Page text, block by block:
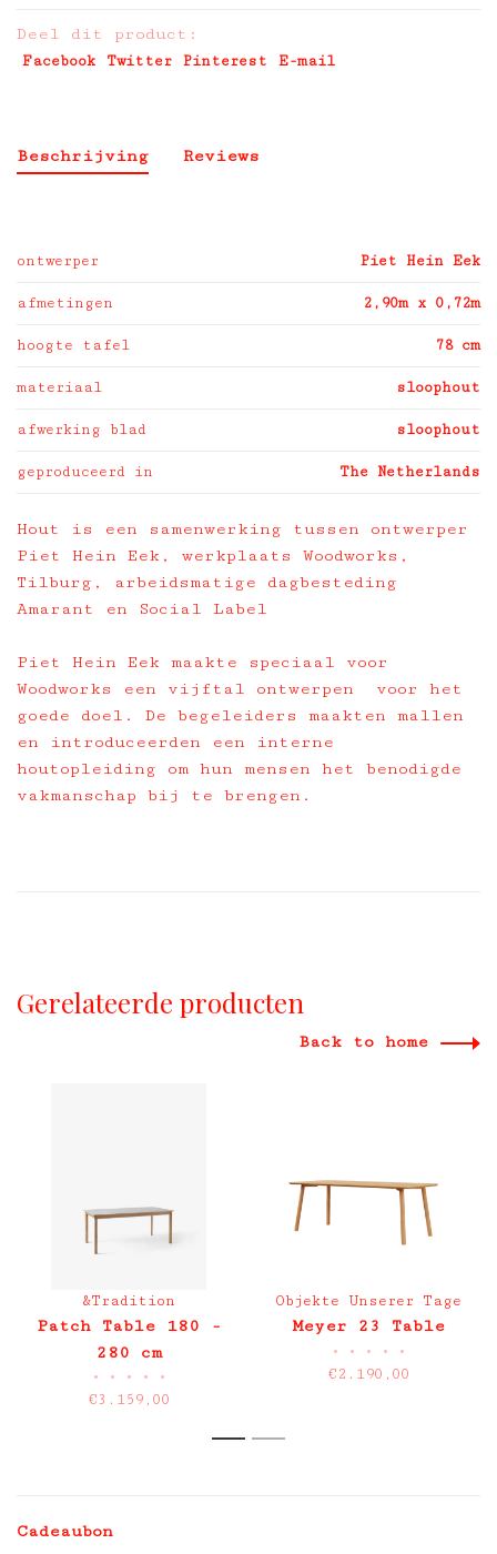
Deel dit product:
Facebook Twitter Pinterest E-mail
Beschrijving Reviews
ontwerper Piet Hein Eek
afmetingen 2,90m x 0,72m
hoogte tafel 78 cm
materiaal sloophout
afwerking blad sloophout
geproduceerd in The Netherlands
Hout is een samenwerking tussen ontwerper
Piet Hein Eek, werkplaats Woodworks,
Tilburg, arbeidsmatige dagbesteding
Amarant en Social Label
Piet Hein Eek maakte speciaal voor
Woodworks een vijftal ontwerpen voor het
goede doel. De begeleiders maakten mallen
en introduceerden een interne
houtopleiding om hun mensen het benodigde
vakmanschap bij te brengen.
Gerelateerde producten
Back to home
&Tradition
Patch Table 180 -
280 cm
uitschuiftafel HW1
• • • • •
€3.159,00
Objekte Unserer Tage
Meyer 23 Table
• • • • •
€2.190,00
1 2
Cadeaubon